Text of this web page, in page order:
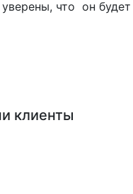
что он
клиенты